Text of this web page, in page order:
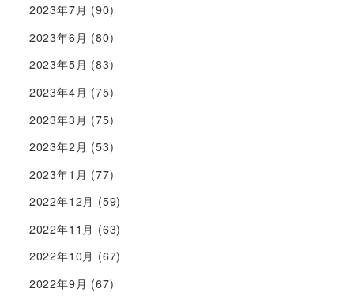
2023年7月 (90)
2023年6月 (80)
2023年5月 (83)
2023年4月 (75)
2023年3月 (75)
2023年2月 (53)
2023年1月 (77)
2022年12月 (59)
2022年11月 (63)
2022年10月 (67)
2022年9月 (67)